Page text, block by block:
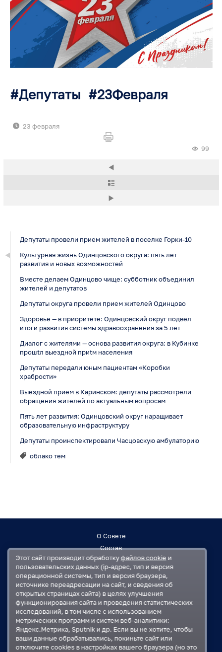
Депутаты 23Февраля
23 февраля
99
Депутаты провели прием жителей в поселке Горки-10
Культурная жизнь Одинцовского округа: пять лет
развития и новых возможностей
Вместе делаем Одинцово чище: субботник объединил
жителей и депутатов
Депутаты округа провели прием жителей Одинцово
Здоровье — в приоритете: Одинцовский округ подвел
итоги развития системы здравоохранения за 5 лет
Диалог с жителями — основа развития округа: в Кубинке
прошtл выездной приtм населения
Депутаты передали юным пациентам «Коробки
храбрости»
Выездной прием в Каринском: депутаты рассмотрели
обращения жителей по актуальным вопросам
Пять лет развития: Одинцовский округ наращивает
образовательную инфраструктуру
Депутаты проинспектировали Часцовскую амбулаторию
облако тем
О Совете
Состав
Заседания
Контакты
Регламент
План работ
Решения
Государственная Дума
Этот сайт производит обработкуфайлов cookie и
пользовательских данных (ip-адрес, тип и версия
операционной системы, тип и версия браузера,
источнике переадресации на сайт, и сведения об
открытых страницах сайта) в целях улучшения
функционирования сайта и проведения статистических
исследований, в том числе с использованием
метрических программ и систем веб-аналитики:
Яндекс.Метрика, Sputnik и др. Если вы не хотите, чтобы
ваши данные обрабатывались, покиньте сайт или
отключите cookies в настройках вашего браузера (но это